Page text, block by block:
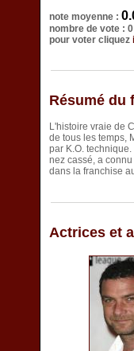
note moyenne :
nombre de vote : 0
pour voter cliquez
Résumé du
L'histoire vraie de
de tous les temps,
par K.O.
nez cassé, a
dans la franchise
Actrices et